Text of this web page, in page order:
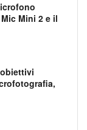
Mini 2 e il